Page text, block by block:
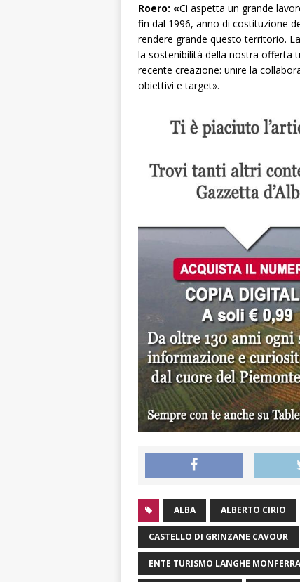
Roero: «Ci aspetta un grande
fin dal 1996, anno di costituzione
rendere grande questo territorio.
la sostenibilità della nostra offerta
recente creazione: unire la
obiettivi e target».
ALBA ALBERTO CIRIO
CASTELLO DI GRINZANE CAVOUR
ENTE TURISMO LANGHE